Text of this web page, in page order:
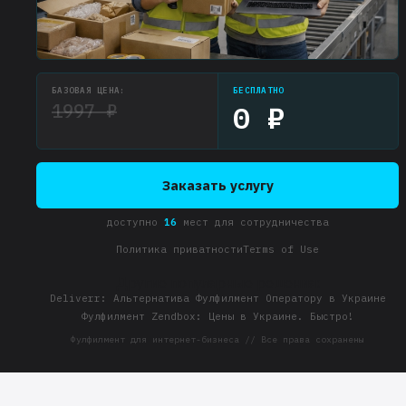
БАЗОВАЯ ЦЕНА:
1997 ₽
БЕСПЛАТНО
0 ₽
Заказать услугу
доступно 16 мест для сотрудничества
Политика приватностиTerms of Use
Deliverr: Альтернатива Фулфилмент Оператору в Украине
Фулфилмент Zendbox: Цены в Украине. Быстро!
Фулфилмент для интернет-бизнеса // Все права сохранены